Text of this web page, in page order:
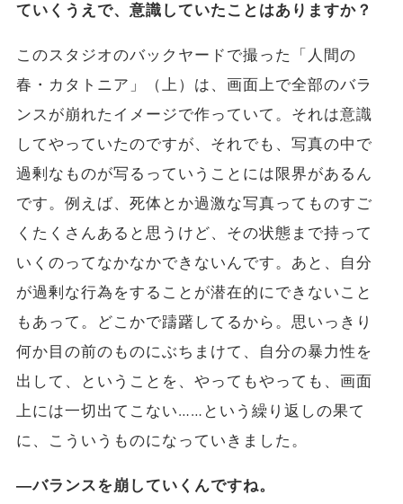
ていくうえで、意識していたことはありますか？
このスタジオのバックヤードで撮った「人間の
春・カタトニア」（上）は、画面上で全部のバラ
ンスが崩れたイメージで作っていて。それは意識
してやっていたのですが、それでも、写真の中で
過剰なものが写るっていうことには限界があるん
です。例えば、死体とか過激な写真ってものすご
くたくさんあると思うけど、その状態まで持って
いくのってなかなかできないんです。あと、自分
が過剰な行為をすることが潜在的にできないこと
もあって。どこかで躊躇してるから。思いっきり
何か目の前のものにぶちまけて、自分の暴力性を
出して、ということを、やってもやっても、画面
上には一切出てこない……という繰り返しの果て
に、こういうものになっていきました。
―バランスを崩していくんですね。